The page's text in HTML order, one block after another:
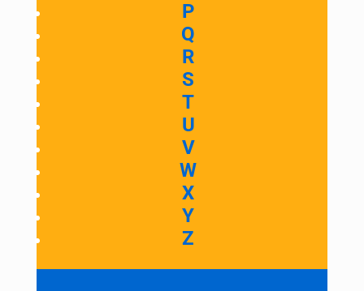
P
Q
R
S
T
U
V
W
X
Y
Z